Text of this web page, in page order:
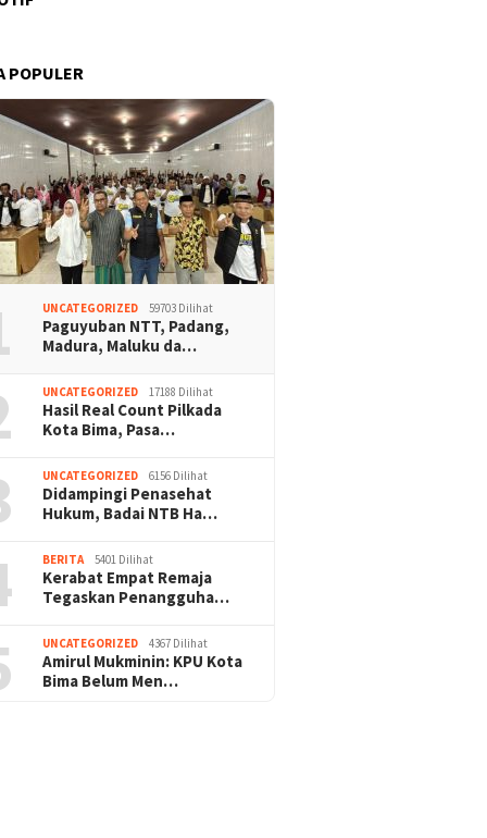
POPULER
UNCATEGORIZED 59703 Dilihat
Paguyuban NTT, Padang,
Madura, Maluku da…
UNCATEGORIZED 17188 Dilihat
Hasil Real Count Pilkada
Kota Bima, Pasa…
UNCATEGORIZED 6156 Dilihat
Didampingi Penasehat
Hukum, Badai NTB Ha…
BERITA 5401 Dilihat
Kerabat Empat Remaja
Tegaskan Penangguha…
UNCATEGORIZED 4367 Dilihat
Amirul Mukminin: KPU Kota
Bima Belum Men…